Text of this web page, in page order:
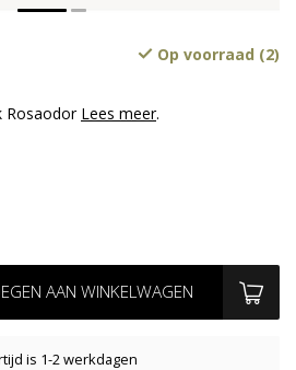
Op voorraad (2)
Rosaodor Lees meer.
AAN WINKELWAGEN
is 1-2 werkdagen